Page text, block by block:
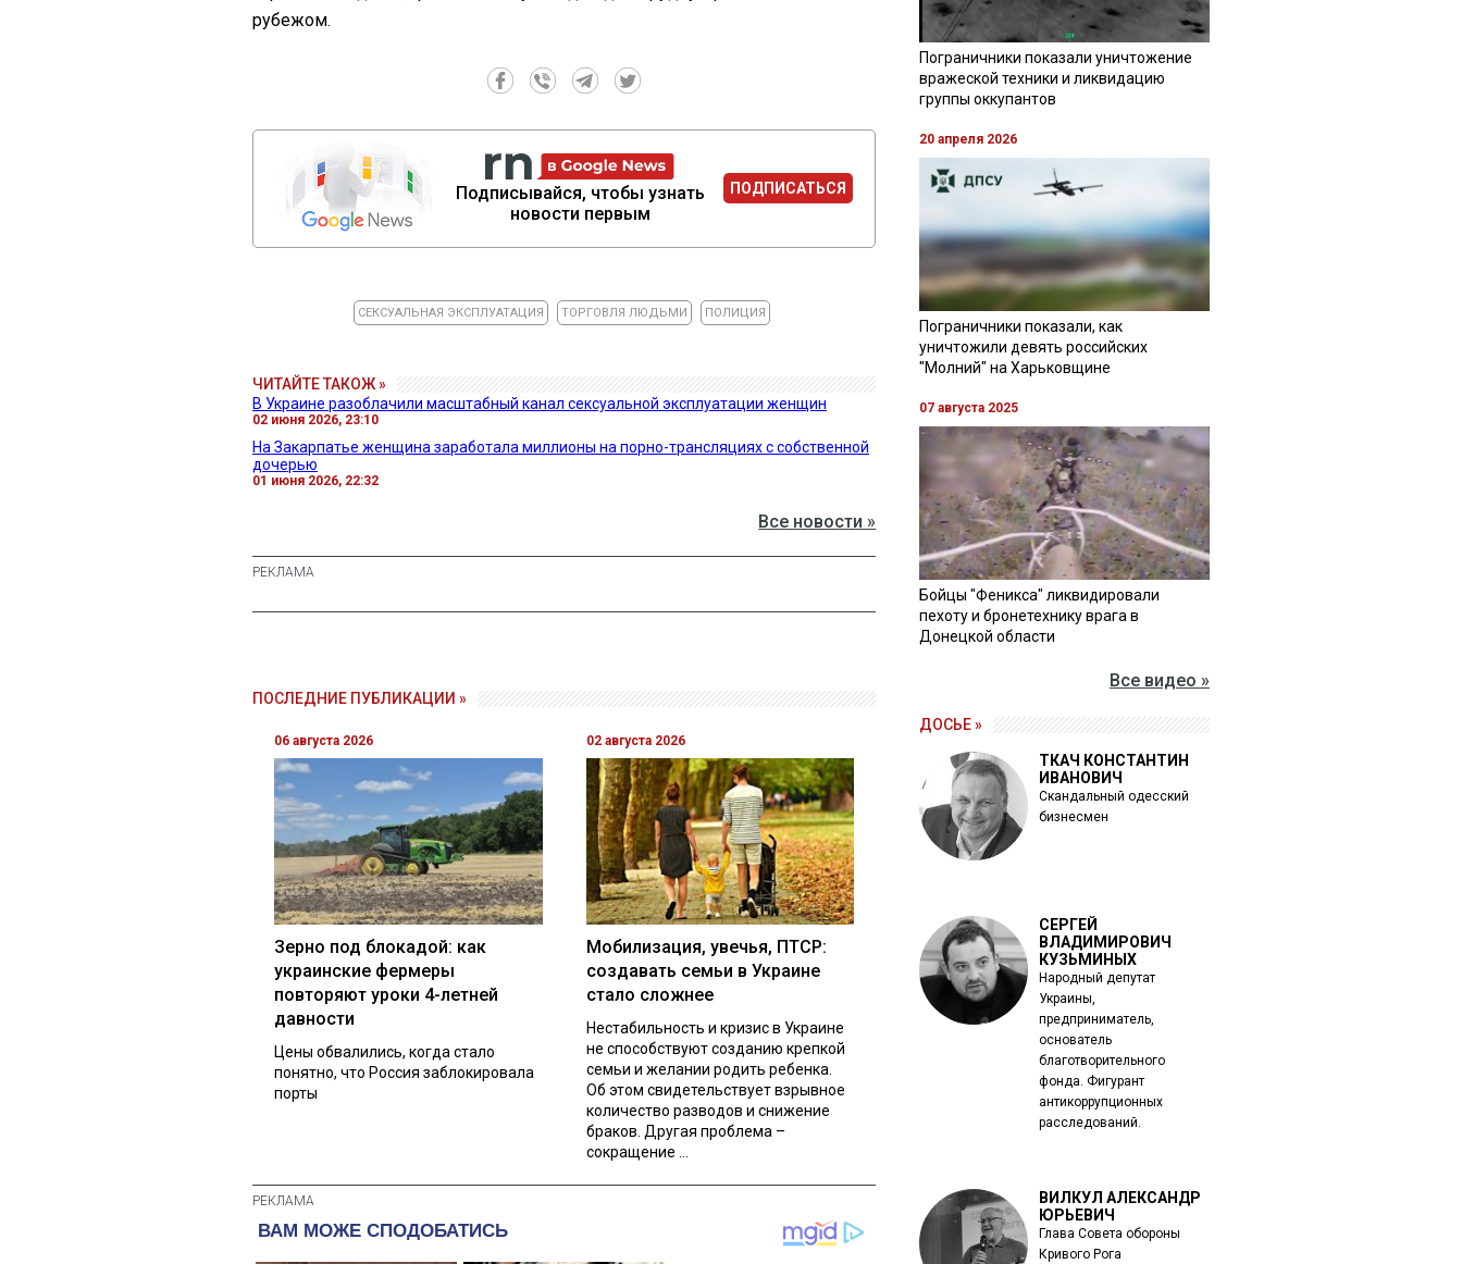
рубежом.
Подписывайся, чтобы узнать
новости первым
ПОДПИСАТЬСЯ
СЕКСУАЛЬНАЯ ЭКСПЛУАТАЦИЯ ТОРГОВЛЯ ЛЮДЬМИ ПОЛИЦИЯ
ЧИТАЙТЕ ТАКОЖ »
В Украине разоблачили масштабный канал сексуальной эксплуатации женщин
02 июня 2026, 23:10
На Закарпатье женщина заработала миллионы на порно-трансляциях с собственной
дочерью
01 июня 2026, 22:32
Все новости »
ПОСЛЕДНИЕ ПУБЛИКАЦИИ »
06 августа 2026
Зерно под блокадой: как
украинские фермеры
повторяют уроки 4-летней
давности
Цены обвалились, когда стало
понятно, что Россия заблокировала
порты
02 августа 2026
Мобилизация, увечья, ПТСР:
создавать семьи в Украине
стало сложнее
Нестабильность и кризис в Украине
не способствуют созданию крепкой
семьи и желании родить ребенка.
Об этом свидетельствует взрывное
количество разводов и снижение
браков. Другая проблема –
сокращение ...
Пограничники показали уничтожение
вражеской техники и ликвидацию
группы оккупантов
20 апреля 2026
Пограничники показали, как
уничтожили девять российских
"Молний" на Харьковщине
07 августа 2025
Бойцы "Феникса" ликвидировали
пехоту и бронетехнику врага в
Донецкой области
Все видео »
ДОСЬЕ »
ТКАЧ КОНСТАНТИН
ИВАНОВИЧ
Скандальный одесский
бизнесмен
СЕРГЕЙ
ВЛАДИМИРОВИЧ
КУЗЬМИНЫХ
Народный депутат
Украины,
предприниматель,
основатель
благотворительного
фонда. Фигурант
антикоррупционных
расследований.
ВИЛКУЛ АЛЕКСАНДР
ЮРЬЕВИЧ
Глава Совета обороны
Кривого Рога